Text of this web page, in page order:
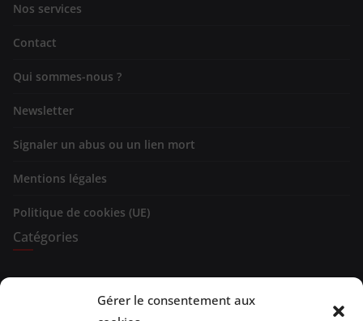
Gérer le consentement aux
Nos services
Contact
Qui sommes-nous ?
Newsletter
Signaler un abus ou un lien mort
Mentions légales
Politique de cookies (UE)
Catégories